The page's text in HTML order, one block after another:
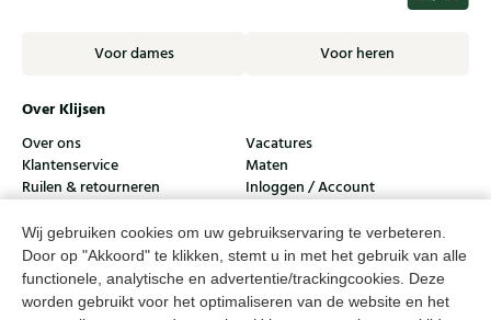
Wij gebruiken cookies om uw gebruikservaring te verbeteren.
Door op "Akkoord" te klikken, stemt u in met het gebruik van alle
functionele, analytische en advertentie/trackingcookies. Deze
worden gebruikt voor het optimaliseren van de website en het
Voor dames Voor heren
Over Klijsen
Over ons
Vacatures
Klantenservice
Maten
Ruilen & retourneren
Inloggen / Account
Dameswinkel Klijsen
Herenwinkel Klijsen
Klantenservice